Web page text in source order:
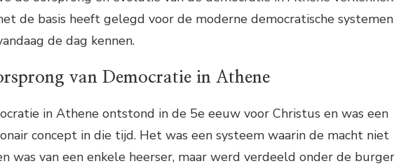
de basis heeft gelegd voor de moderne democratische systemen
de dag kennen.
van Democratie in Athene
in Athene ontstond in de 5e eeuw voor Christus en was een
concept in die tijd. Het was een systeem waarin de macht niet
was van een enkele heerser, maar werd verdeeld onder de